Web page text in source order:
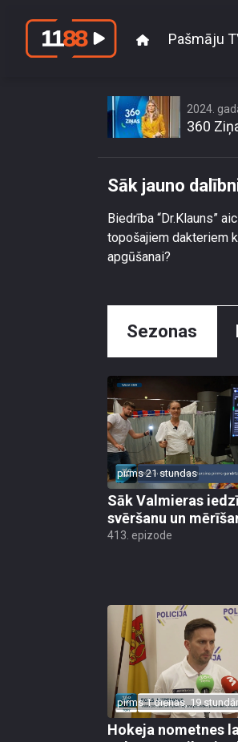
Pašmāju
2024.
360
Sāk jauno
Biedrība “Dr.Klauns”
topošajiem dakteriem
apgūšanai?
Sezonas
pirms 21 stundas
Sāk Valmieras
svēršanu un
413. epizode
pirms 1 dienas, 19
Hokeja nometnes